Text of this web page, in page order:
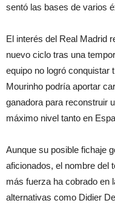
sentó las bases de varios
El interés del Real Madrid
nuevo ciclo tras una
equipo no logró conquistar
Mourinho podría aportar
ganadora para reconstruir
máximo nivel tanto en
Aunque su posible fichaje
aficionados, el nombre del
más fuerza ha cobrado en
alternativas como Didier